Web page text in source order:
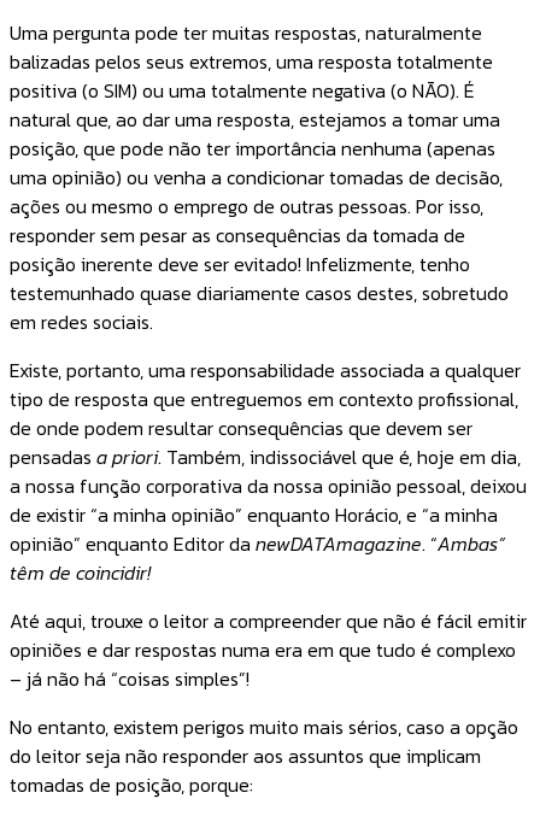
Uma pergunta pode ter muitas respostas, naturalmente
balizadas pelos seus extremos, uma resposta totalmente
positiva (o SIM) ou uma totalmente negativa (o NÃO). É
natural que, ao dar uma resposta, estejamos a tomar uma
posição, que pode não ter importância nenhuma (apenas
uma opinião) ou venha a condicionar tomadas de decisão,
ações ou mesmo o emprego de outras pessoas. Por isso,
responder sem pesar as consequências da tomada de
posição inerente deve ser evitado! Infelizmente, tenho
testemunhado quase diariamente casos destes, sobretudo
em redes sociais.
Existe, portanto, uma responsabilidade associada a qualquer
tipo de resposta que entreguemos em contexto profissional,
de onde podem resultar consequências que devem ser
pensadas a priori. Também, indissociável que é, hoje em dia,
a nossa função corporativa da nossa opinião pessoal, deixou
de existir “a minha opinião” enquanto Horácio, e “a minha
opinião” enquanto Editor da newDATAmagazine. “Ambas”
têm de coincidir!
Até aqui, trouxe o leitor a compreender que não é fácil emitir
opiniões e dar respostas numa era em que tudo é complexo
– já não há “coisas simples”!
No entanto, existem perigos muito mais sérios, caso a opção
do leitor seja não responder aos assuntos que implicam
tomadas de posição, porque: